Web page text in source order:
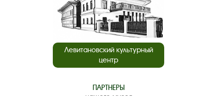
Левитановский культурный
центр
ПАРТНЕРЫ
нашего музея